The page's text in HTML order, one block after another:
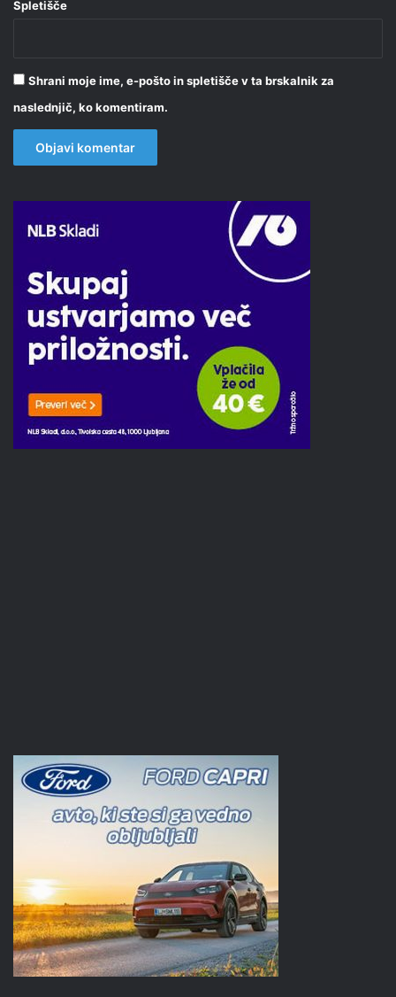
Spletišče
Shrani moje ime, e-pošto in spletišče v ta brskalnik za
naslednjič, ko komentiram.